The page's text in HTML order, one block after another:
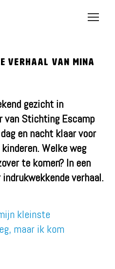
Open
verhaal van Mina
gezicht in
van Stichting Escamp
en nacht klaar voor
Welke weg
te komen? In een
verhaal.
kleinste
maar ik kom